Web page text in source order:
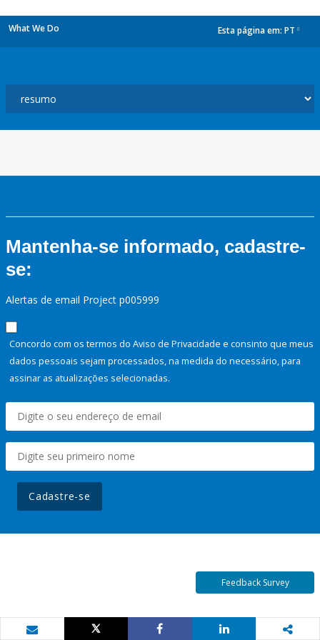
What We Do Esta página em: PT
Mantenha-se informado, cadastre-
se:
Alertas de email Project p005999
Concordo com os termos do Aviso de Privacidade e consinto que meus
dados pessoais sejam processados, na medida do necessário, para
assinar as atualizações selecionadas.
Cadastre-se
Feedback Survey